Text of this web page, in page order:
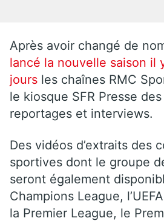
Après avoir changé de
lancé la nouvelle saison il
jours les chaînes RMC
le kiosque SFR Presse
reportages et interviews.
Des vidéos d’extraits des
sportives dont le groupe
seront également
Champions League,
la Premier League, le